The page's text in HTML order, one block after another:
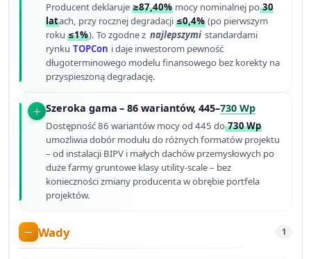
Producent deklaruje≥87,40% mocy nominalnej po30
latach, przy rocznej degradacji≤0,4% (po pierwszym
roku≤1%). To zgodne z najlepszymi standardami
rynku TOPCon i daje inwestorom pewność
długoterminowego modelu finansowego bez korekty na
przyspieszoną degradację.
Szeroka gama – 86 wariantów, 445–730 Wp
Dostępność 86 wariantów mocy od 445 do730 Wp
umożliwia dobór modułu do różnych formatów projektu
– od instalacji BIPV i małych dachów przemysłowych po
duże farmy gruntowe klasy utility-scale – bez
konieczności zmiany producenta w obrębie portfela
projektów.
Wady 1